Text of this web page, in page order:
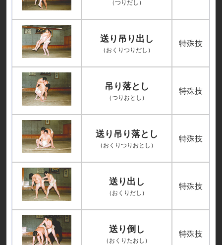
（つりだし）
送り吊り出し
（おくりつりだし）
特殊技
吊り落とし
（つりおとし）
特殊技
送り吊り落とし
（おくりつりおとし）
特殊技
送り出し
（おくりだし）
特殊技
送り倒し
（おくりたおし）
特殊技